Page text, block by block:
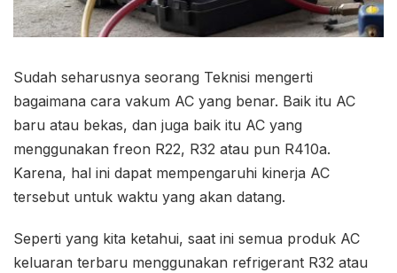
Sudah seharusnya seorang Teknisi mengerti
bagaimana cara vakum AC yang benar. Baik itu AC
baru atau bekas, dan juga baik itu AC yang
menggunakan freon R22, R32 atau pun R410a.
Karena, hal ini dapat mempengaruhi kinerja AC
tersebut untuk waktu yang akan datang.
Seperti yang kita ketahui, saat ini semua produk AC
keluaran terbaru menggunakan refrigerant R32 atau